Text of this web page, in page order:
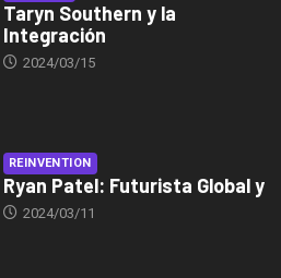
Taryn Southern y la
Integración
2024/03/15
REINVENTION
Ryan Patel: Futurista Global y
2024/03/11